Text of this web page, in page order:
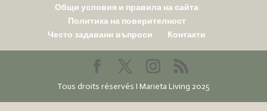
Общи условия и правила на сайта
Политика на поверителност
Често задавани въпроси
Контакти
Tous droits réservés I Marieta Living 2025